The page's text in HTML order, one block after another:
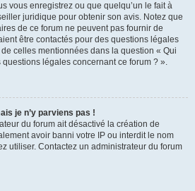
vous enregistrez ou que quelqu’un le fait à
juridique pour obtenir son avis. Notez que
de ce forum ne peuvent pas fournir de
être contactés pour des questions légales
celles mentionnées dans la question « Qui
légales concernant ce forum ? ».
je n’y parviens pas !
du forum ait désactivé la création de
avoir banni votre IP ou interdit le nom
utiliser. Contactez un administrateur du forum